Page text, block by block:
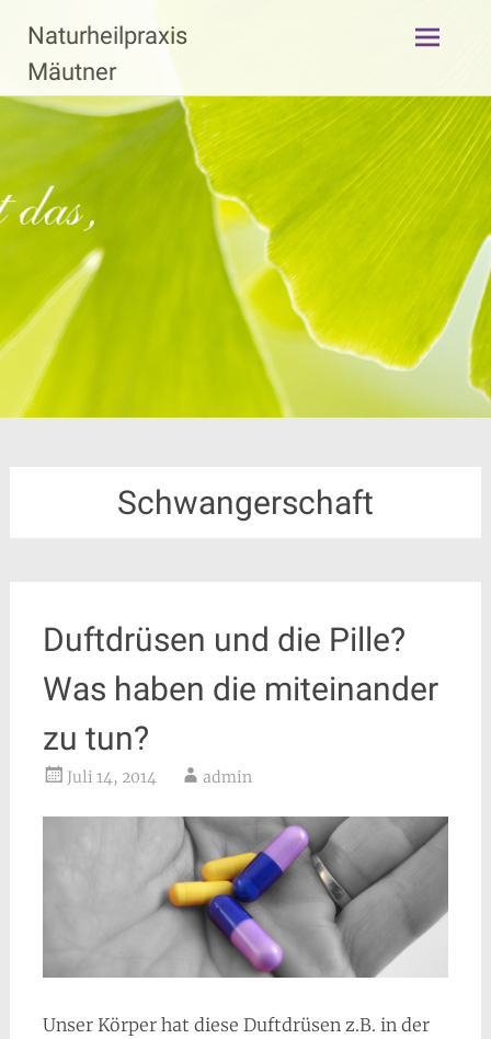
Inhalt
springen
Naturheilpraxis
Mäutner
Schwangerschaft
Duftdrüsen und die Pille?
Was haben die miteinander
zu tun?
Juli 14, 2014 admin
Unser Körper hat diese Duftdrüsen z.B. in der